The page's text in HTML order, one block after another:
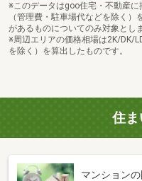
※このデータはgoo住宅・不動産
（管理費・駐車場代などを除く
があるものについてのみ対象とし
※周辺エリアの価格相場は2K/DK/
を除く）を算出したものです。
住
マンション